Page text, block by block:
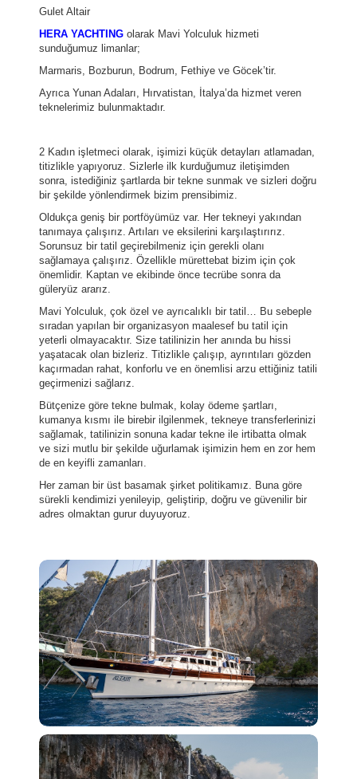
Gulet Altair
HERA YACHTING olarak Mavi Yolculuk hizmeti
sunduğumuz limanlar;
Marmaris, Bozburun, Bodrum, Fethiye ve Göcek’tir.
Ayrıca Yunan Adaları, Hırvatistan, İtalya’da hizmet veren
teknelerimiz bulunmaktadır.
2 Kadın işletmeci olarak, işimizi küçük detayları atlamadan,
titizlikle yapıyoruz. Sizlerle ilk kurduğumuz iletişimden
sonra, istediğiniz şartlarda bir tekne sunmak ve sizleri doğru
bir şekilde yönlendirmek bizim prensibimiz.
Oldukça geniş bir portföyümüz var. Her tekneyi yakından
tanımaya çalışırız. Artıları ve eksilerini karşılaştırırız.
Sorunsuz bir tatil geçirebilmeniz için gerekli olanı
sağlamaya çalışırız. Özellikle mürettebat bizim için çok
önemlidir. Kaptan ve ekibinde önce tecrübe sonra da
güleryüz ararız.
Mavi Yolculuk, çok özel ve ayrıcalıklı bir tatil… Bu sebeple
sıradan yapılan bir organizasyon maalesef bu tatil için
yeterli olmayacaktır. Size tatilinizin her anında bu hissi
yaşatacak olan bizleriz. Titizlikle çalışıp, ayrıntıları gözden
kaçırmadan rahat, konforlu ve en önemlisi arzu ettiğiniz tatili
geçirmenizi sağlarız.
Bütçenize göre tekne bulmak, kolay ödeme şartları,
kumanya kısmı ile birebir ilgilenmek, tekneye transferlerinizi
sağlamak, tatilinizin sonuna kadar tekne ile irtibatta olmak
ve sizi mutlu bir şekilde uğurlamak işimizin hem en zor hem
de en keyifli zamanları.
Her zaman bir üst basamak şirket politikamız. Buna göre
sürekli kendimizi yenileyip, geliştirip, doğru ve güvenilir bir
adres olmaktan gurur duyuyoruz.